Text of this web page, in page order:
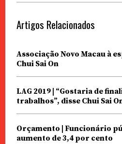
Artigos Relacionados
Associação Novo Macau à
Chui Sai On
LAG 2019 | “Gostaria de
trabalhos”, disse Chui Sai
Orçamento | Funcionário
aumento de 3,4 por cento